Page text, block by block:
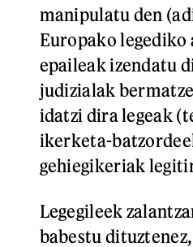
manipulatu den
Europako legediko
epaileak izendatu
judizialak
idatzi dira legeak
ikerketa-
gehiegikeriak
Legegileek
babestu